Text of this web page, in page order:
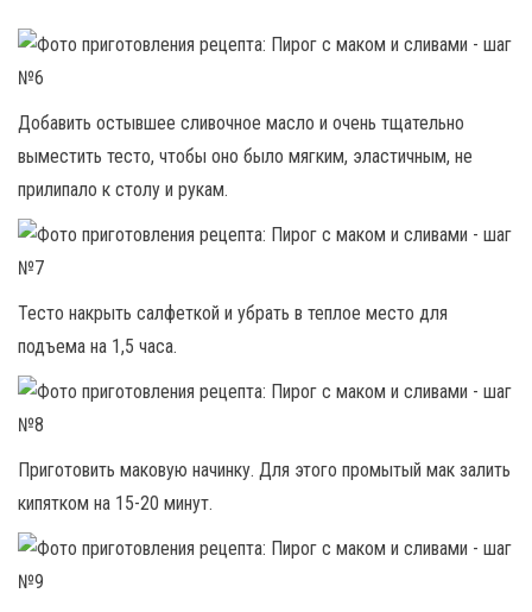
Добавить остывшее сливочное масло и очень тщательно
выместить тесто, чтобы оно было мягким, эластичным, не
прилипало к столу и рукам.
Тесто накрыть салфеткой и убрать в теплое место для
подъема на 1,5 часа.
Приготовить маковую начинку. Для этого промытый мак залить
кипятком на 15-20 минут.